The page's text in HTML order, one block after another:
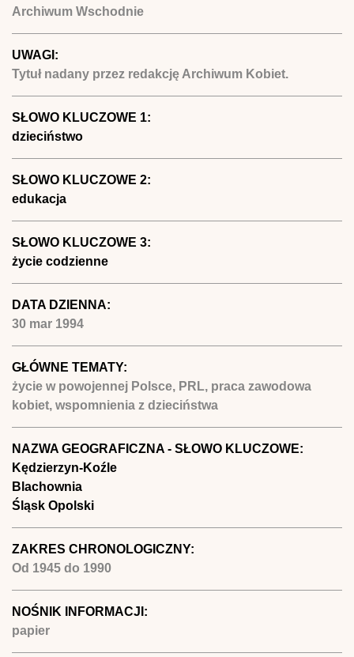
Archiwum Wschodnie
UWAGI:
Tytuł nadany przez redakcję Archiwum Kobiet.
SŁOWO KLUCZOWE 1:
dzieciństwo
SŁOWO KLUCZOWE 2:
edukacja
SŁOWO KLUCZOWE 3:
życie codzienne
DATA DZIENNA:
30 mar 1994
GŁÓWNE TEMATY:
życie w powojennej Polsce, PRL, praca zawodowa
kobiet, wspomnienia z dzieciństwa
NAZWA GEOGRAFICZNA - SŁOWO KLUCZOWE:
Kędzierzyn-Koźle
Blachownia
Śląsk Opolski
ZAKRES CHRONOLOGICZNY:
Od 1945 do 1990
NOŚNIK INFORMACJI:
papier